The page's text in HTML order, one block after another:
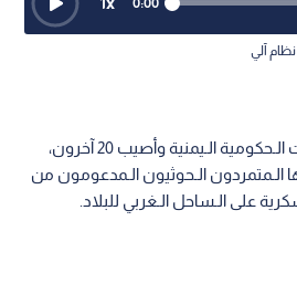
آلي
قتل أربعة جنود من الـقوات الـحكومية الـيمنية وأصيب 20 آخرون،
الـحوثيون الـمدعومون من
على الـساحل الـغربي للبلاد.